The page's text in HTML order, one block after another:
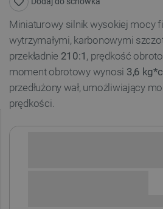
Miniaturowy silnik wysokiej mocy
wytrzymałymi, karbonowymi
przekładnie 210:1 , prędkość
moment obrotowy wynosi 3,6
przedłużony wał, umożliwiający
prędkości.